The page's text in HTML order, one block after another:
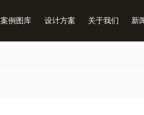
案例图库 设计方案 关于我们 新